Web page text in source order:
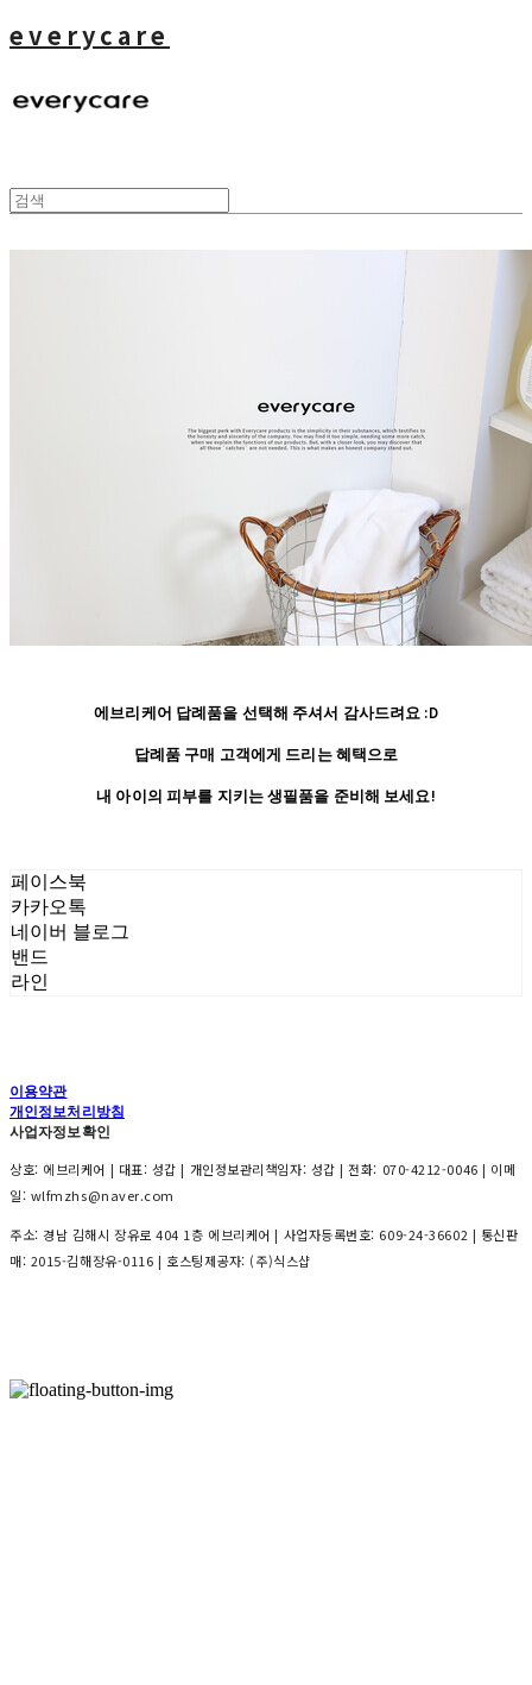
everycare
에브리케어 답례품을 선택해 주셔서 감사드려요 :D
답례품 구매 고객에게 드리는 혜택으로
내 아이의 피부를 지키는 생필품을 준비해 보세요!
페이스북
카카오톡
네이버 블로그
밴드
라인
이용약관
개인정보처리방침
사업자정보확인
상호: 에브리케어 | 대표: 성갑 | 개인정보관리책임자: 성갑 | 전화: 070-4212-0046 | 이메
일: wlfmzhs@naver.com
주소: 경남 김해시 장유로 404 1층 에브리케어 | 사업자등록번호: 609-24-36602 | 통신판
매: 2015-김해장유-0116 | 호스팅제공자: (주)식스샵